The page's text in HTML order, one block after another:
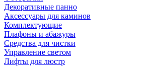
Декоративные панно
Аксессуары для каминов
Комплектующие
Плафоны и абажуры
Средства для чистки
Управление светом
Лифты для люстр